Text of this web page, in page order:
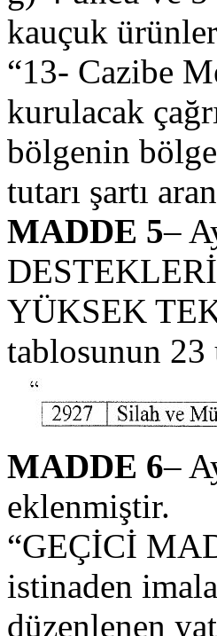
kauçuk
“13- Cazibe
kurulacak
bölgenin
tutarı şartı
MADDE 5–
YÜKSEK
tablosunun 23
MADDE 6–
eklenmiştir.
“GEÇİCİ
istinaden
düzenlenen